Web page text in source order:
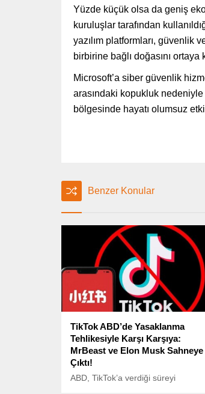
Yüzde küçük olsa da geniş
kuruluşlar tarafından
yazılım platformları, güvenlik
birbirine bağlı doğasını
Microsoft’a siber güvenlik
arasındaki kopukluk
bölgesinde hayatı olumsuz
Benzer Konular
TikTok ABD’de Yasaklanma
Tehlikesiyle Karşı Karşıya:
MrBeast ve Elon Musk Sahneye
Çıktı!
ABD, TikTok’a verdiği süreyi